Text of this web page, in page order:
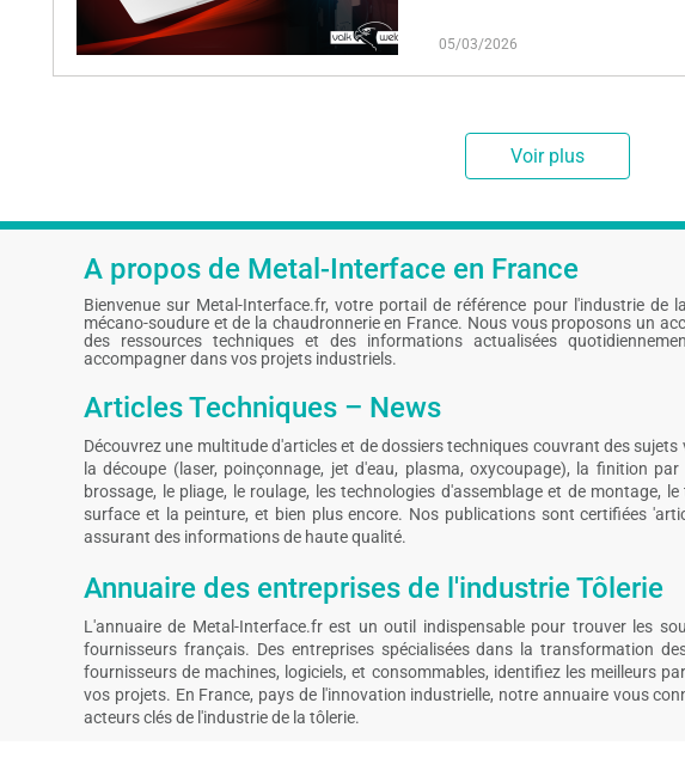
05/03/2026
Voir plus
A propos de Metal-Interface en France
Bienvenue sur Metal-Interface.fr, votre portail de référence pour l'industrie de
mécano-soudure et de la chaudronnerie en France. Nous vous proposons un
des ressources techniques et des informations actualisées
accompagner dans vos projets industriels.
Articles Techniques – News
Découvrez une multitude d'articles et de dossiers techniques couvrant des sujets
la découpe (laser, poinçonnage, jet d'eau, plasma, oxycoupage), la finition par
brossage, le pliage, le roulage, les technologies d'assemblage et de montage,
surface et la peinture, et bien plus encore. Nos publications sont certifiées
assurant des informations de haute qualité.
Annuaire des entreprises de l'industrie Tôlerie
L'annuaire de Metal-Interface.fr est un outil indispensable pour trouver les
fournisseurs français. Des entreprises spécialisées dans la transformation
fournisseurs de machines, logiciels, et consommables, identifiez les meilleurs
vos projets. En France, pays de l'innovation industrielle, notre annuaire vous
acteurs clés de l'industrie de la tôlerie.